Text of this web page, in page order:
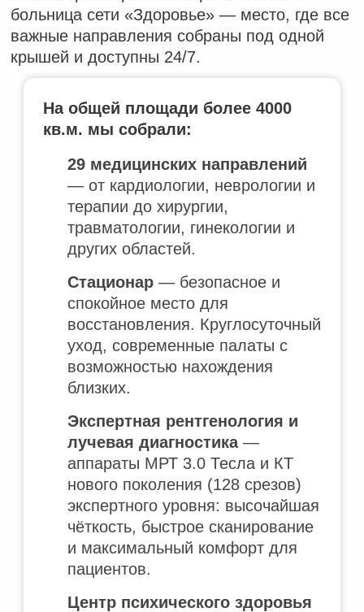
больница сети «Здоровье» — место, где все
важные направления собраны под одной
крышей и доступны 24/7.
На общей площади более 4000
кв.м. мы собрали:
29 медицинских направлений
— от кардиологии, неврологии и
терапии до хирургии,
травматологии, гинекологии и
других областей.
Стационар — безопасное и
спокойное место для
восстановления. Круглосуточный
уход, современные палаты с
возможностью нахождения
близких.
Экспертная рентгенология и
лучевая диагностика—
аппараты МРТ 3.0 Тесла и КТ
нового поколения (128 срезов)
экспертного уровня: высочайшая
чёткость, быстрое сканирование
и максимальный комфорт для
пациентов.
Центр психического здоровья